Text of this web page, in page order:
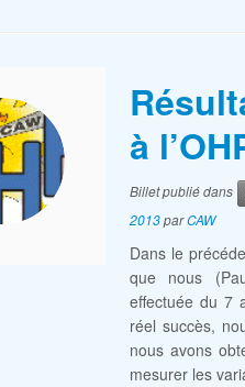
à
Billet publié dans
2013 parCAW
Dans le
que nous
effectuée du 7
réel succès,
nous avons
mesurer les